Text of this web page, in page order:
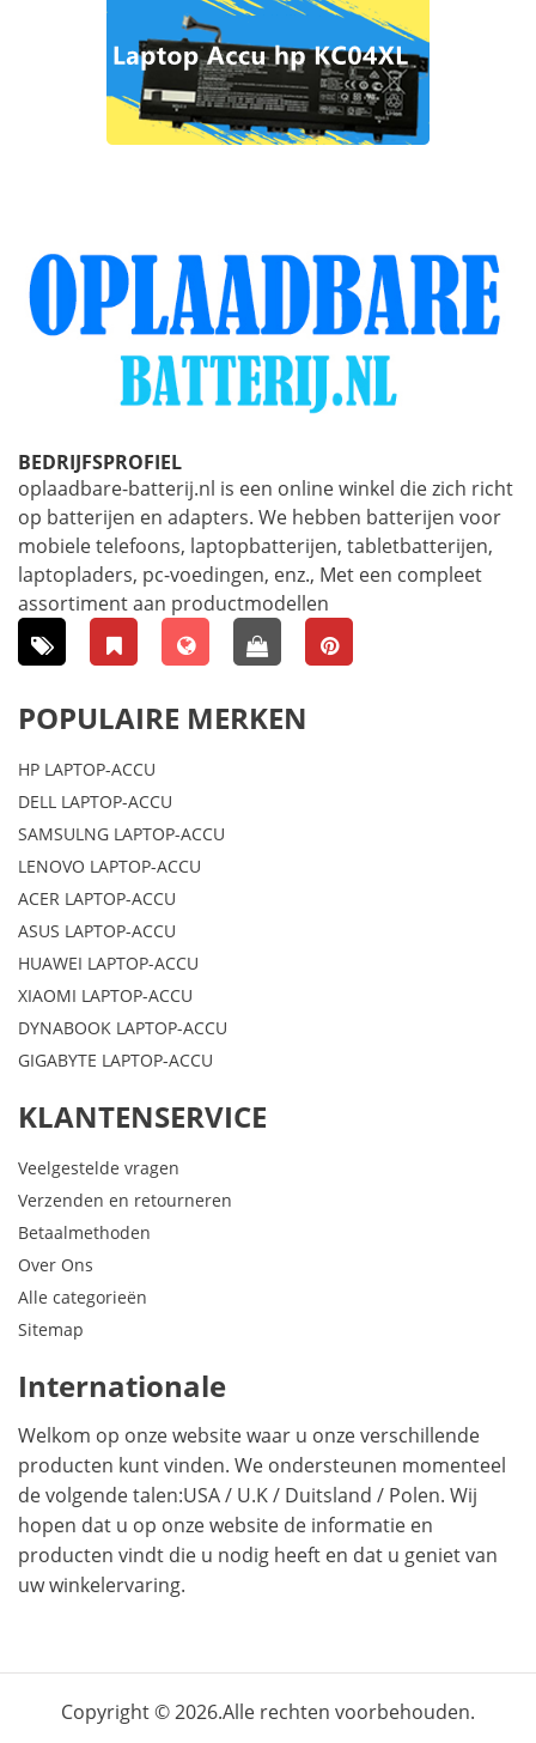
BEDRIJFSPROFIEL
oplaadbare-batterij.nl is een online winkel die zich richt
op batterijen en adapters. We hebben batterijen voor
mobiele telefoons, laptopbatterijen, tabletbatterijen,
laptopladers, pc-voedingen, enz., Met een compleet
assortiment aan productmodellen
POPULAIRE MERKEN
HP LAPTOP-ACCU
DELL LAPTOP-ACCU
SAMSULNG LAPTOP-ACCU
LENOVO LAPTOP-ACCU
ACER LAPTOP-ACCU
ASUS LAPTOP-ACCU
HUAWEI LAPTOP-ACCU
XIAOMI LAPTOP-ACCU
DYNABOOK LAPTOP-ACCU
GIGABYTE LAPTOP-ACCU
KLANTENSERVICE
Veelgestelde vragen
Verzenden en retourneren
Betaalmethoden
Over Ons
Alle categorieën
Sitemap
Internationale
Welkom op onze website waar u onze verschillende
producten kunt vinden. We ondersteunen momenteel
de volgende talen:USA/ U.K/ Duitsland / Polen. Wij
hopen dat u op onze website de informatie en
producten vindt die u nodig heeft en dat u geniet van
uw winkelervaring.
Copyright © 2026.Alle rechten voorbehouden.